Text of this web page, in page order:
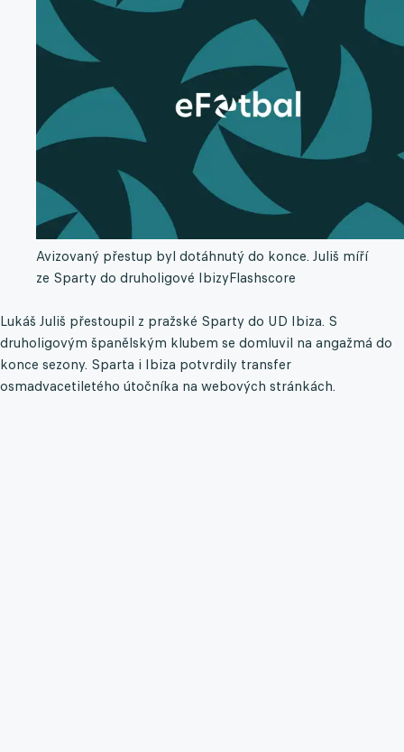
Avizovaný přestup byl dotáhnutý do konce. Juliš míří
ze Sparty do druholigové IbizyFlashscore
Lukáš Juliš přestoupil z pražské Sparty do UD Ibiza. S
druholigovým španělským klubem se domluvil na angažmá do
konce sezony. Sparta i Ibiza potvrdily transfer
osmadvacetiletého útočníka na webových stránkách.